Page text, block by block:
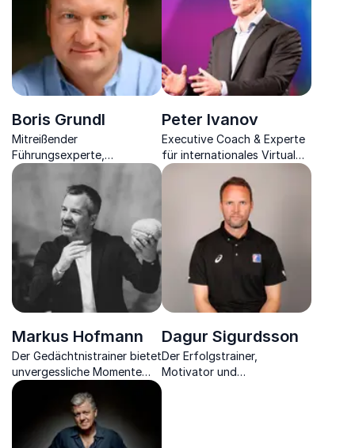
Boris Grundl
Mitreißender
Führungsexperte,
bewegender Management
Trainer und Autor setzt mit
Ihnen den Ausreden ein
Peter Ivanov
Executive Coach & Experte
für internationales Virtual
Teambuilding inspiriert mit
Taktiken der
Leistungssteigerung von
Markus Hofmann
Der Gedächtnistrainer bietet
unvergessliche Momente
und begeistert mit
Techniken, um Ihre
Hirnleistung zu steigern.
Dagur Sigurdsson
Der Erfolgstrainer,
Motivator und